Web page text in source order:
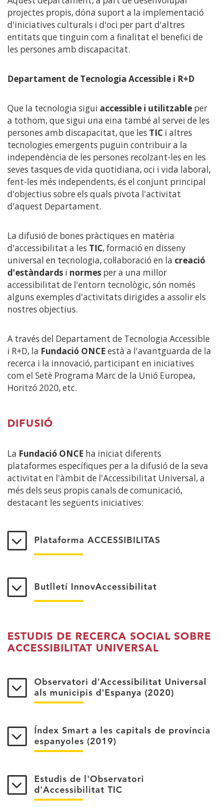
finestra
nova)
projectes propis, dóna suport a la implementació
d'iniciatives culturals i d'oci per part d'altres
entitats que tinguin com a finalitat el benefici de
les persones amb discapacitat.
Departament de Tecnologia Accessible i R+D
Que la tecnologia sigui accessible i utilitzable per
a tothom, que sigui una eina també al servei de les
persones amb discapacitat, que les TIC i altres
tecnologies emergents puguin contribuir a la
independència de les persones recolzant-les en les
seves tasques de vida quotidiana, oci i vida laboral,
fent-les més independents, és el conjunt principal
d'objectius sobre els quals pivota l'activitat
d'aquest Departament.
La difusió de bones pràctiques en matèria
d'accessibilitat a les TIC, formació en disseny
universal en tecnologia, col·laboració en la creació
d'estàndards i normes per a una millor
accessibilitat de l'entorn tecnològic, són només
alguns exemples d'activitats dirigides a assolir els
nostres objectius.
A través del Departament de Tecnologia Accessible
i R+D, la Fundació ONCE està a l'avantguarda de la
recerca i la innovació, participant en iniciatives
com el Setè Programa Marc de la Unió Europea,
Horitzó 2020, etc.
DIFUSIÓ
La Fundació ONCE ha iniciat diferents
plataformes específiques per a la difusió de la seva
activitat en l'àmbit de l'Accessibilitat Universal, a
més dels seus propis canals de comunicació,
destacant les següents iniciatives:
Plataforma ACCESSIBILITAS
Butlletí InnovAccessibilitat
ESTUDIS DE RECERCA SOCIAL SOBRE
ACCESSIBILITAT UNIVERSAL
Observatori d'Accessibilitat Universal
als municipis d'Espanya (2020)
Índex Smart a les capitals de província
espanyoles (2019)
Estudis de l'Observatori
d'Accessibilitat TIC